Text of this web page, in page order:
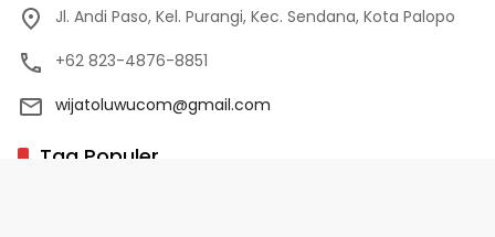
Jl. Andi Paso, Kel. Purangi, Kec. Sendana, Kota Palopo
+62 823-4876-8851
wijatoluwucom@gmail.com
Tag Populer